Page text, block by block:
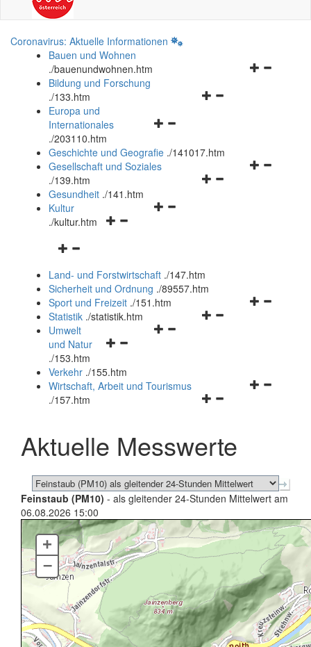
Coronavirus: Aktuelle Informationen
Bauen und Wohnen
./bauenundwohnen.htm
Navigationsmenü
Bildung und Forschung
./133.htm
Navigationsmenü
und
schließen
Europa und
Internationales
./203110.htm
Geschichte und Geografie ./141017.htm
Navigationsmenü
Gesellschaft und Soziales
./139.htm
Navigationsmenü
Gesundheit ./141.htm
Navigationsmenü
Kultur
./kultur.htm
Navigationsmenü
und
schließen
Land- und Forstwirtschaft ./147.htm
Sicherheit und Ordnung ./89557.htm
Navigationsmenü
Sport und Freizeit ./151.htm
Navigationsmenü
Statistik ./statistik.htm
Navigationsmenü
und
schließen
Umwelt
und Natur
./153.htm
Verkehr ./155.htm
Navigationsmenü
schließen
Wirtschaft, Arbeit und Tourismus
./157.htm
Aktuelle Messwerte
Feinstaub (PM10) - als gleitender 24-Stunden Mittelwert am
06.08.2026 15:00
+
–